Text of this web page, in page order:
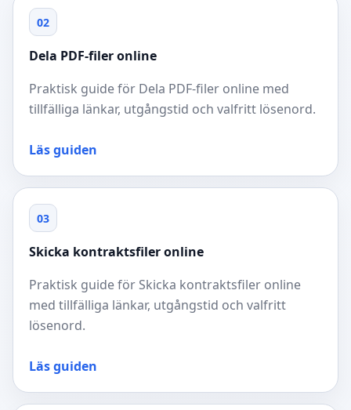
02
Dela PDF-filer online
Praktisk guide för Dela PDF-filer online med
tillfälliga länkar, utgångstid och valfritt lösenord.
Läs guiden
03
Skicka kontraktsfiler online
Praktisk guide för Skicka kontraktsfiler online
med tillfälliga länkar, utgångstid och valfritt
lösenord.
Läs guiden